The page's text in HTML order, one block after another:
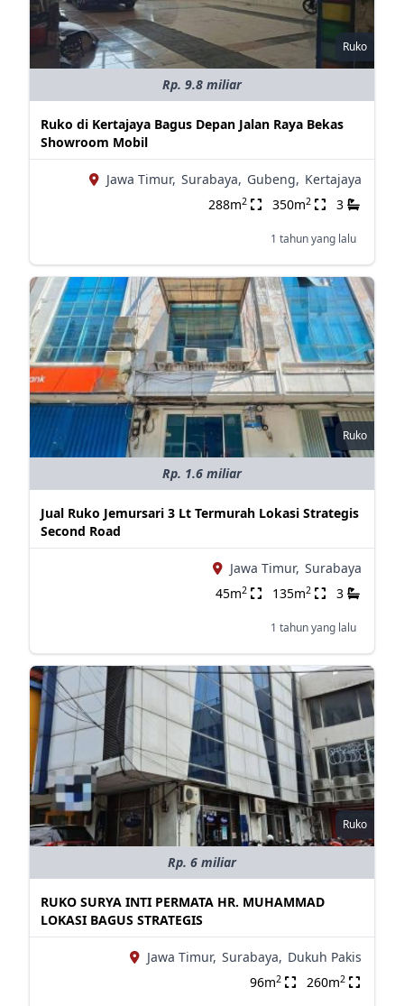
Ruko
Rp. 9.8 miliar
Ruko di Kertajaya Bagus Depan Jalan Raya Bekas
Showroom Mobil
Jawa Timur, Surabaya, Gubeng, Kertajaya
288m2 350m2 3
1 tahun yang lalu
Ruko
Rp. 1.6 miliar
Jual Ruko Jemursari 3 Lt Termurah Lokasi Strategis
Second Road
Jawa Timur, Surabaya
45m2 135m2 3
1 tahun yang lalu
Ruko
Rp. 6 miliar
RUKO SURYA INTI PERMATA HR. MUHAMMAD
LOKASI BAGUS STRATEGIS
Jawa Timur, Surabaya, Dukuh Pakis
96m2 260m2